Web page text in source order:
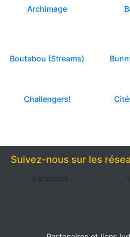
Archimage
Boutabou (Streams)
Challengers!
Suivez-nous sur les
Facebook